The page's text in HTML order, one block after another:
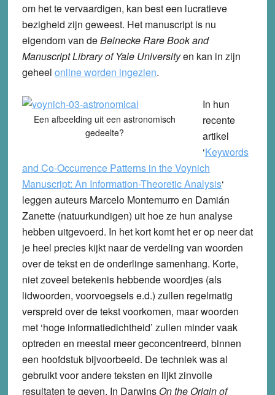
om het te vervaardigen, kan best een lucratieve
bezigheid zijn geweest. Het manuscript is nu
eigendom van deBeinecke Rare Book and
Manuscript Library of Yale Universityen kan in zijn
geheel online worden ingezien.
Een afbeelding uit een astronomisch
gedeelte?
In hun
recente
artikel
‘Keywords
and Co-Occurrence Patterns in the Voynich
Manuscript: An Information-Theoretic Analysis‘
leggen auteurs Marcelo Montemurro en Damián
Zanette (natuurkundigen) uit hoe ze hun analyse
hebben uitgevoerd. In het kort komt het er op neer dat
je heel precies kijkt naar de verdeling van woorden
over de tekst en de onderlinge samenhang. Korte,
niet zoveel betekenis hebbende woordjes (als
lidwoorden, voorvoegsels e.d.) zullen regelmatig
verspreid over de tekst voorkomen, maar woorden
met ‘hoge informatiedichtheid’ zullen minder vaak
optreden en meestal meer geconcentreerd, binnen
een hoofdstuk bijvoorbeeld. De techniek was al
gebruikt voor andere teksten en lijkt zinvolle
resultaten te geven. In Darwins On the Origin of